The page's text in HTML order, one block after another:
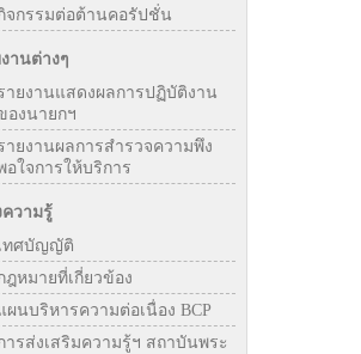
จกรรมต่อต้านคอรัปชั่น
านต่างๆ
ายงานแสดงผลการปฏิบัติงาน
องนายกฯ
ายงานผลการสำรวจความพึง
อใจการให้บริการ
ความรู้
ทศบัญญัติ
ฎหมายที่เกี่ยวข้อง
ผนบริหารความต่อเนื่อง BCP
ารส่งเสริมความรู้ฯ สถาบันพระ